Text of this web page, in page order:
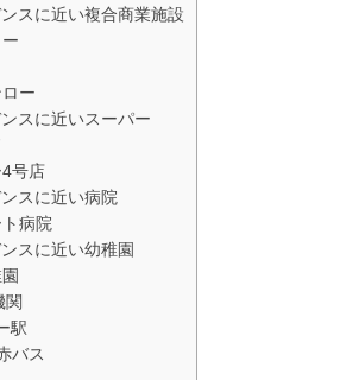
スに近い複合商業施設
ー
スに近いスーパー
号店
スに近い病院
病院
スに近い幼稚園
関
駅
バス